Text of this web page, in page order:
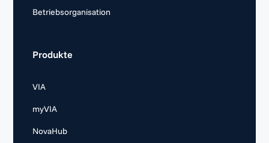
Betriebsorganisation
Produkte
VIA
myVIA
NovaHub